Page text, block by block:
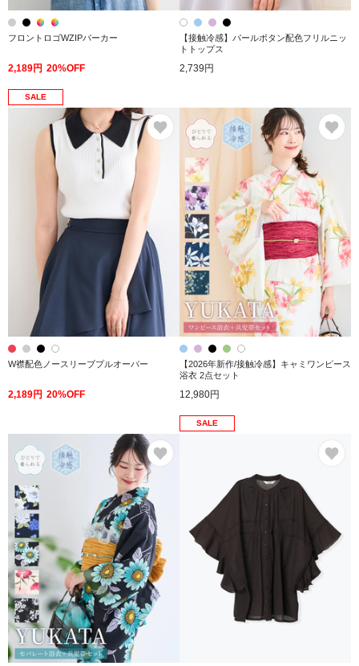
フロントロゴWZIPパーカー
2,189円 20%OFF
【接触冷感】パールボタン配色フリルニッ
トトップス
2,739円
SALE
お気に入り
W襟配色ノースリーブプルオーバー
2,189円 20%OFF
【2026年新作/接触冷感】キャミワンピース
浴衣 2点セット
12,980円
SALE